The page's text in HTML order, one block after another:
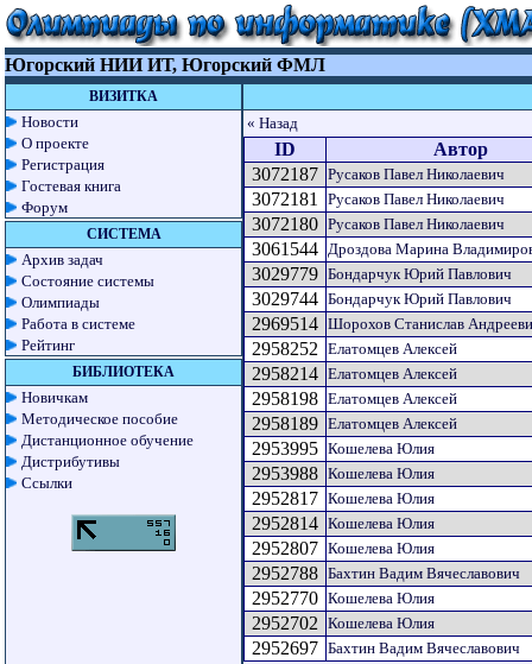
Югорский НИИ ИТ, Югорский ФМЛ
ВИЗИТКА
Новости
О проекте
Регистрация
Гостевая книга
Форум
СИСТЕМА
Архив задач
Состояние системы
Олимпиады
Работа в системе
Рейтинг
БИБЛИОТЕКА
Новичкам
Методическое пособие
Дистанционное обучение
Дистрибутивы
Ссылки
« Назад
ID
Автор
3072187 Русаков Павел Николаевич
3072181 Русаков Павел Николаевич
3072180 Русаков Павел Николаевич
3061544 Дроздова Марина
3029779 Бондарчук Юрий Павлович
3029744 Бондарчук Юрий Павлович
2969514 Шорохов Станислав
2958252 Елатомцев Алексей
2958214 Елатомцев Алексей
2958198 Елатомцев Алексей
2958189 Елатомцев Алексей
2953995 Кошелева Юлия
2953988 Кошелева Юлия
2952817 Кошелева Юлия
2952814 Кошелева Юлия
2952807 Кошелева Юлия
2952788 Бахтин Вадим Вячеславович
2952770 Кошелева Юлия
2952702 Кошелева Юлия
2952697 Бахтин Вадим Вячеславович